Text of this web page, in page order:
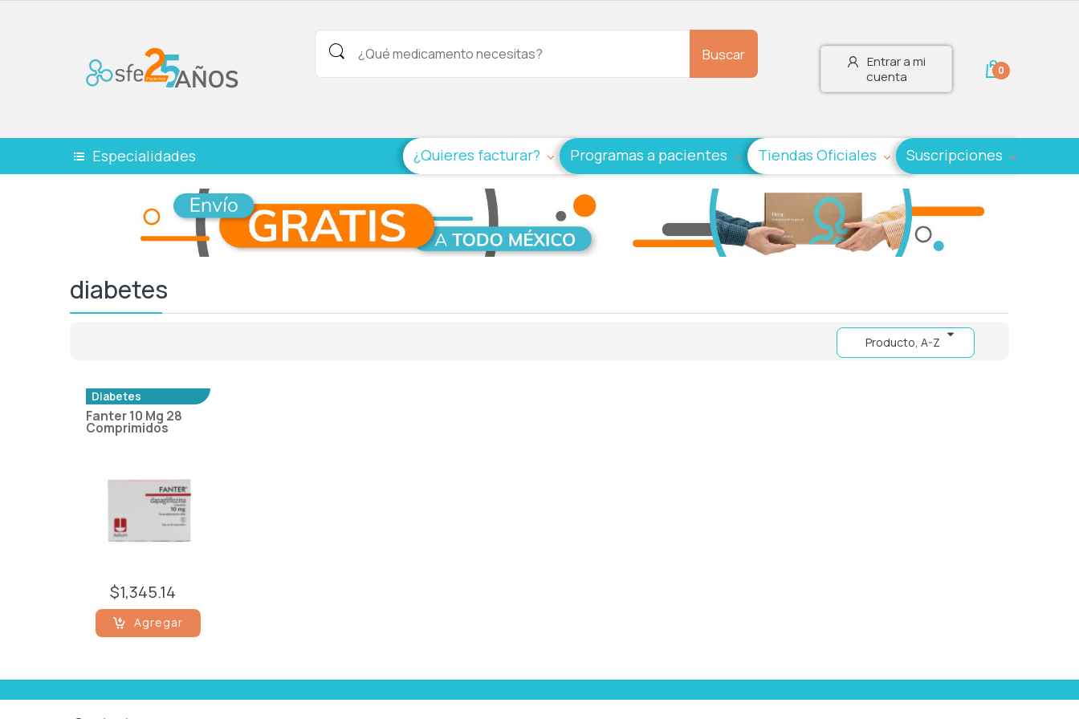
Buscar
Entrar a mi
cuenta
0
Especialidades ¿Quieres facturar? Programas a pacientes Tiendas Oficiales Suscripciones
diabetes
Producto, A-Z
Diabetes
Fanter 10 Mg 28
Comprimidos
$1,345.14
Agregar